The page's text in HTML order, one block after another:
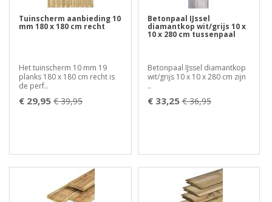
Tuinscherm aanbieding 10
mm 180 x 180 cm recht
Het tuinscherm 10 mm 19
planks 180 x 180 cm recht is
de perf..
€ 29,95 € 39,95
Betonpaal IJssel
diamantkop wit/grijs 10 x
10 x 280 cm tussenpaal
Betonpaal IJssel diamantkop
wit/grijs 10 x 10 x 280 cm zijn
..
€ 33,25 € 36,95